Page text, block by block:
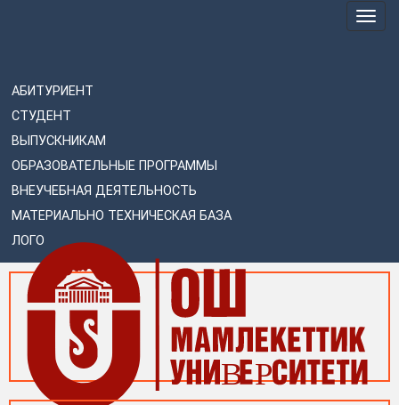
АБИТУРИЕНТ
СТУДЕНТ
ВЫПУСКНИКАМ
ОБРАЗОВАТЕЛЬНЫЕ ПРОГРАММЫ
ВНЕУЧЕБНАЯ ДЕЯТЕЛЬНОСТЬ
МАТЕРИАЛЬНО ТЕХНИЧЕСКАЯ БАЗА
ЛОГО